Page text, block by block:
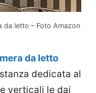
da letto – Foto Amazon
da letto
dedicata al
verticali le dai